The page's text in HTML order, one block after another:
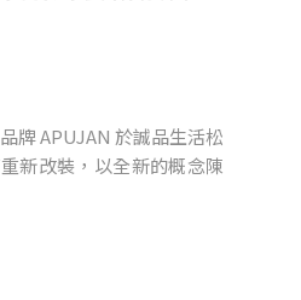
牌 APUJAN 於誠品生活松
新改裝，以全新的概念陳